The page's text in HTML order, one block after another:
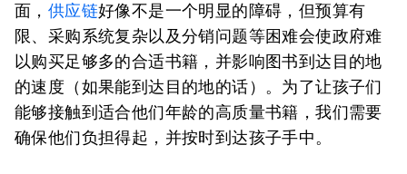
面， 供应链好像不是一个明显的障碍，但预算有
限、采购系统复杂以及分销问题等困难会使政府难
以购买足够多的合适书籍，并影响图书到达目的地
的速度（如果能到达目的地的话）。为了让孩子们
能够接触到适合他们年龄的高质量书籍，我们需要
确保他们负担得起，并按时到达孩子手中。